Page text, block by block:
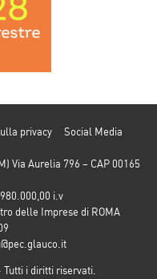
privacy
Social Media
Via Aurelia 796 – CAP 00165
i.v
delle Imprese di ROMA
i diritti riservati.